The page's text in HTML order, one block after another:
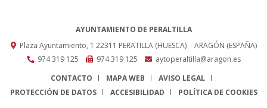
AYUNTAMIENTO DE PERALTILLA
Plaza Ayuntamiento, 1 22311 PERATILLA (HUESCA) - ARAGÓN (ESPAÑA)
974 319 125
974 319 125
aytoperaltilla@aragon.es
CONTACTO
MAPA WEB
AVISO LEGAL
PROTECCIÓN DE DATOS
ACCESIBILIDAD POLÍTICA DE COOKIES